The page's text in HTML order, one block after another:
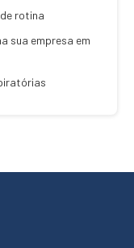
rotina
sua empresa em